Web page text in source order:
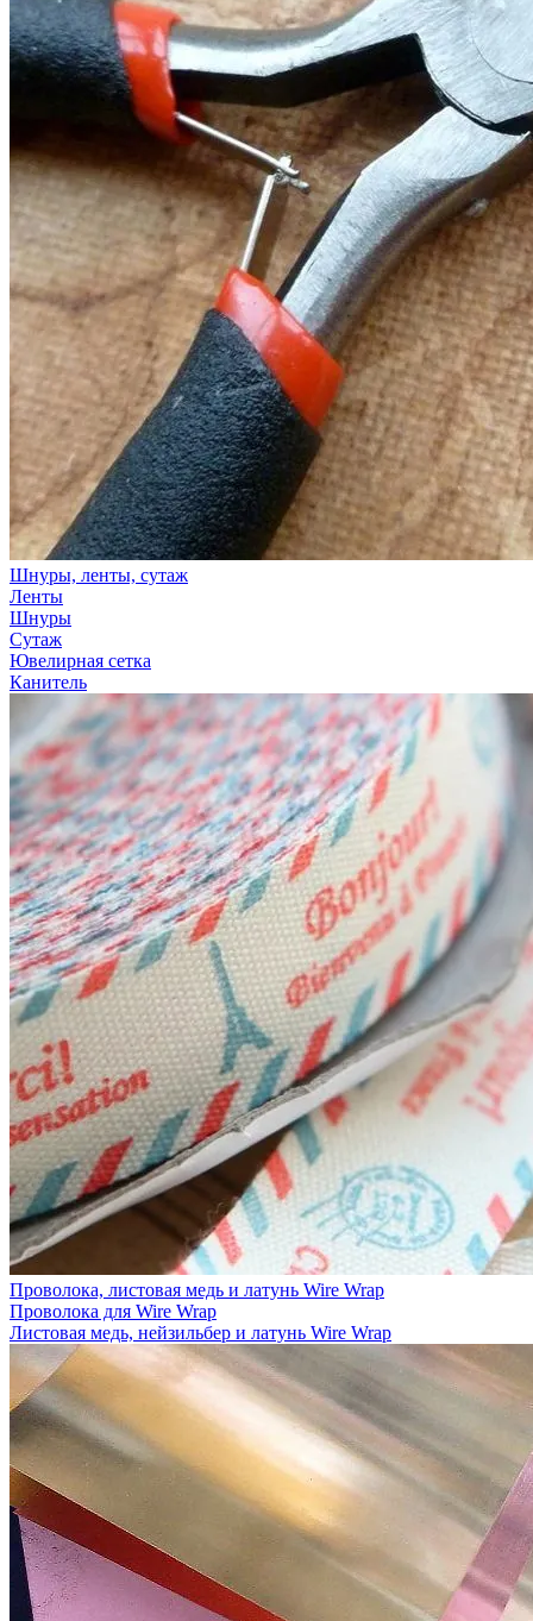
Шнуры, ленты, сутаж
Ленты
Шнуры
Сутаж
Ювелирная сетка
Канитель
Проволока, листовая медь и латунь Wire Wrap
Проволока для Wire Wrap
Листовая медь, нейзильбер и латунь Wire Wrap